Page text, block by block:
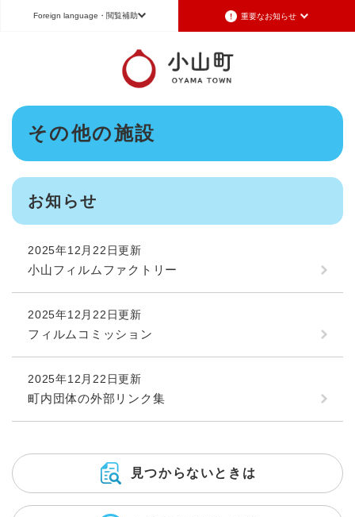
メニューを飛ばして本文へ
Foreign language ・閲覧補助 重要なお知らせ
Foreign language
日本語（Japanese） English（英語）
中文（簡体字）
Português（ポルトガル語）
文字サイズ
本
その他の施設
お知らせ
2025年12月22日更新
小山フィルムファクトリー
2025年12月22日更新
フィルムコミッション
2025年12月22日更新
町内団体の外部リンク集
見つからないときは